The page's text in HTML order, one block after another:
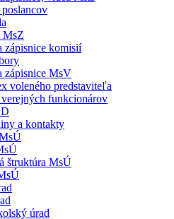
MsZ
zápisnice komisií
zápisnice MsV
voleného predstaviteľa
funkcionárov
a kontakty
štruktúra MsÚ
úrad